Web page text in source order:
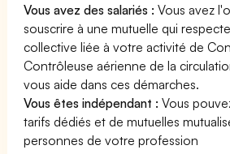
Vous avez des salariés : Vous avez
souscrire à une mutuelle qui
collective liée à votre activité de
Contrôleuse aérienne de la
vous aide dans ces démarches.
Vous êtes indépendant : Vous
tarifs dédiés et de mutuelles
personnes de votre profession